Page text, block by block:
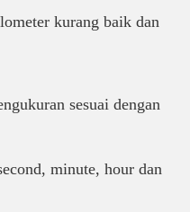
kurang baik dan
sesuai dengan
minute, hour dan